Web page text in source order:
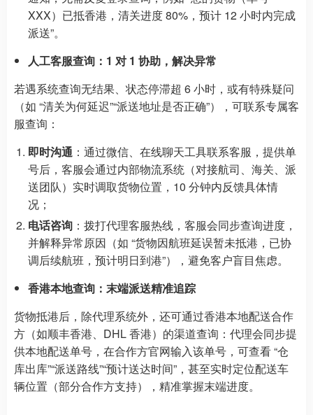
XXX）已抵香港，清关进度 80%，预计 12 小时内完成
派送”。
人工客服查询：1 对 1 协助，解决异常
若遇系统查询无结果、状态停滞超 6 小时，或有特殊疑问
（如 “清关为何延迟”“派送地址是否正确”），可联系专属客
服查询：
即时沟通 ：通过微信、在线聊天工具联系客服，提供单
号后，客服会通过内部物流系统（对接航司、海关、派
送团队）实时调取货物位置，10 分钟内反馈具体情
况；
电话咨询 ：拨打代理客服热线，客服会同步查询进度，
并解释异常原因（如 “货物因航班延误暂未抵港，已协
调后续航班，预计明日到港”），避免客户盲目焦虑。
香港本地查询：末端派送精准追踪
货物抵港后，除代理系统外，还可通过香港本地配送合作
方（如顺丰香港、DHL 香港）的渠道查询：代理会同步提
供本地配送单号，在合作方官网输入该单号，可查看 “仓
库出库”“派送路线”“预计送达时间”，甚至实时定位配送车
辆位置（部分合作方支持），精准掌握末端进度。